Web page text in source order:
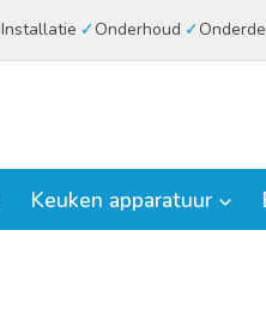
Installatie Onderhoud
Keuken apparatuur